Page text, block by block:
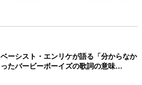
ベーシスト・エンリケが語る「分からなか
ったバービーボーイズの歌詞の意味…